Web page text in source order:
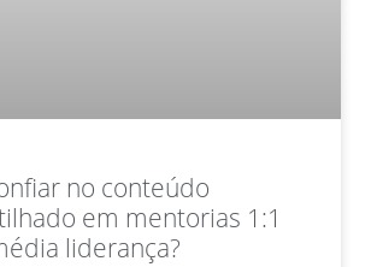
no conteúdo
em mentorias 1:1
liderança?